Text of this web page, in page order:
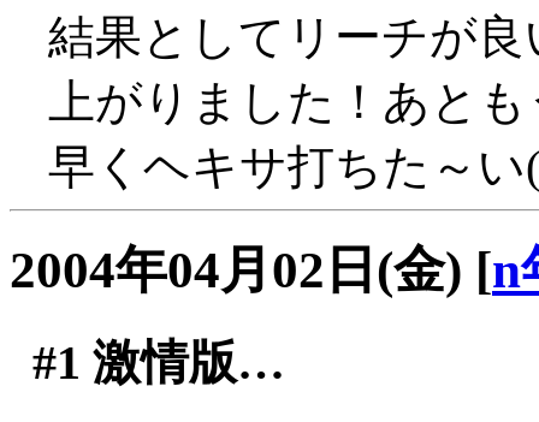
結果としてリーチが
上がりました！あと
早くヘキサ打ちた～
2004年04月02日(金) [n
#1 激情版…